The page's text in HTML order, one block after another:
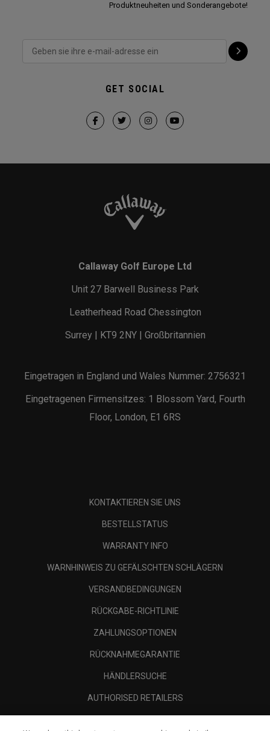
Produktneuheiten und Sonderangebote!
GET SOCIAL
Callaway Golf Europe Ltd
Unit 27 Barwell Business Park
Leatherhead Road Chessington
Surrey | KT9 2NY | Großbritannien
Eingetragen in England und Wales Nummer: 2756321
Eingetragenen Firmensitzes: 1 Blossom Yard, Fourth
Floor, London, E1 6RS
KONTAKTIEREN SIE UNS
BESTELLSTATUS
WARRANTY INFO
WARNHINWEIS ZU GEFÄLSCHTEN SCHLÄGERN
VERSANDBEDINGUNGEN
RÜCKGABE-RICHTLINIE
ZAHLUNGSOPTIONEN
RÜCKNAHMEGARANTIE
HÄNDLERSUCHE
AUTHORISED RETAILERS